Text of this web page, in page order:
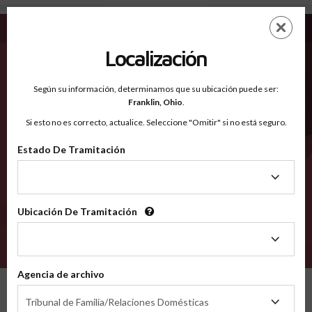
Autauga AL - Condados Reconocidos
EN
Condados Reconocidos
2600
Localización
Según su información, determinamos que su ubicación puede ser:
Franklin, Ohio.
Si esto no es correcto, actualice. Seleccione "Omitir" si no está seguro.
Estado De Tramitación
Tramitación
Ubicación De Tramitación
Tramitación
Agencia de archivo
Tribunal de Familia/Relaciones Domésticas
de